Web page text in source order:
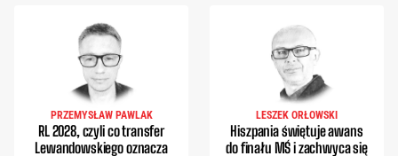
PRZEMYSŁAW PAWLAK
RL 2028, czyli co transfer
Lewandowskiego oznacza
LESZEK ORŁOWSKI
Hiszpania świętuje awans
do finału MŚ i zachwyca się